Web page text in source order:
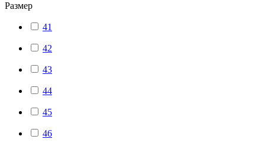
Размер
41
42
43
44
45
46